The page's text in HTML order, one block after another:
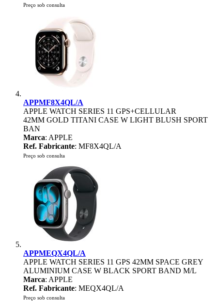
Preço sob consulta
APPMF8X4QL/A
APPLE WATCH SERIES 11 GPS+CELLULAR
42MM GOLD TITANI CASE W LIGHT BLUSH SPORT
BAN
Marca: APPLE
Ref. Fabricante: MF8X4QL/A
Preço sob consulta
APPMEQX4QL/A
APPLE WATCH SERIES 11 GPS 42MM SPACE GREY
ALUMINIUM CASE W BLACK SPORT BAND M/L
Marca: APPLE
Ref. Fabricante: MEQX4QL/A
Preço sob consulta